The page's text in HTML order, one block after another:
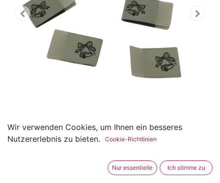
Weblabel zum Einnähen mit
Annähkante Glocke 15 x
Wir verwenden Cookies, um Ihnen ein besseres
Nutzererlebnis zu bieten.
Cookie-Richtlinien
Nur essentielle Ich stimme zu